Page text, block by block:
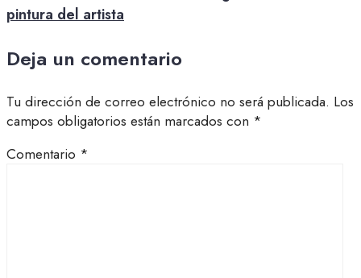
pintura del artista
Deja un comentario
Tu dirección de correo electrónico no será publicada. Los
campos obligatorios están marcados con *
Comentario *